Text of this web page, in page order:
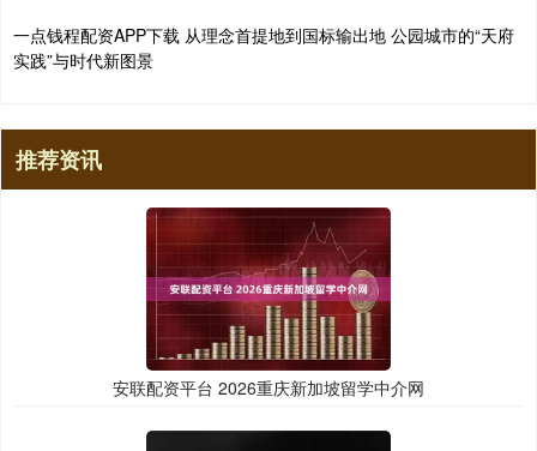
一点钱程配资APP下载 从理念首提地到国标输出地 公园城市的“天府
实践”与时代新图景
推荐资讯
安联配资平台 2026重庆新加坡留学中介网